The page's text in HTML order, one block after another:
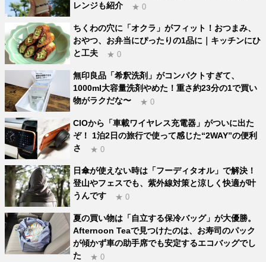
レンジも紹介
★ 0
ちくわの穴に「オクラ」がフィット！おつまみ、
おやつ、お弁当にぴったりの1品に｜キッチンにひ
と工夫
★ 0
無印良品「希釈洗剤」がコンパクトすぎて、
1000ml大容量洗剤やめた！重さ約23分の1で買い
物がラクだな〜
★ 0
CIOから「車載ワイヤレス充電器」がついに出た
ぞ！ 1泊2日の旅行で使って感じた“2WAY”の便利
さ
★ 0
日傘が使えない時は「フーディタオル」で解決！
登山やフェスでも、紫外線対策と涼しく快適が叶
うんです
★ 0
夏の買い物は「自立する保冷バッグ」が大優勝。
Afternoon Teaで見つけたのは、お寿司のパック
が傾かず車の助手席でも安定するエコバッグでし
た
★ 0